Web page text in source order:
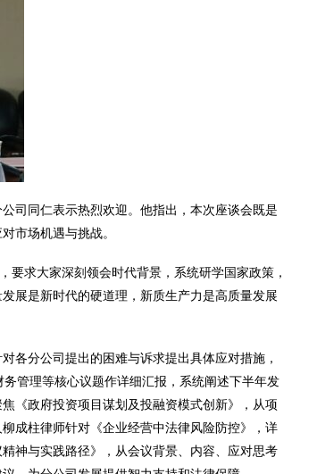
司同仁表示热烈欢迎。他指出，本次座谈会既是
市场机遇与挑战。
要求大家深刻领会时代背景，系统研学国家政策，
展是新时代的硬道理，新质生产力是高质量发展
各分公司提出的困难与诉求提出具体应对措施，
管理等核心议题作详细汇报，系统阐述下半年发
《政府投资项目谋划及投融资模式创新》，从项
成柱律师针对《企业经营中法律风险防控》，详
神与实践路径》，从会议背景、内容、应对思考